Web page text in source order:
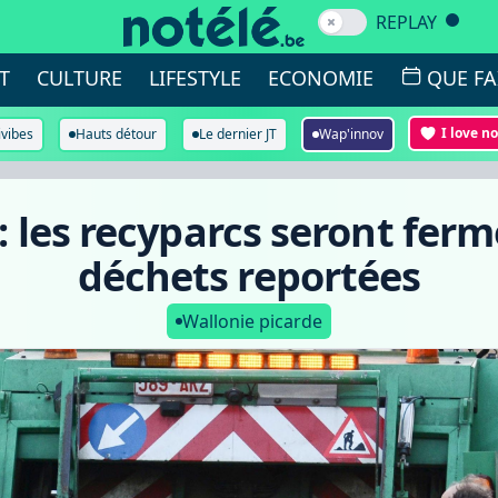
REPLAY
CULTURE LIFESTYLE ECONOMIE QUE
Hauts détour Le dernier JT Wap'innov I love
les recyparcs seront
déchets reportées
Wallonie picarde